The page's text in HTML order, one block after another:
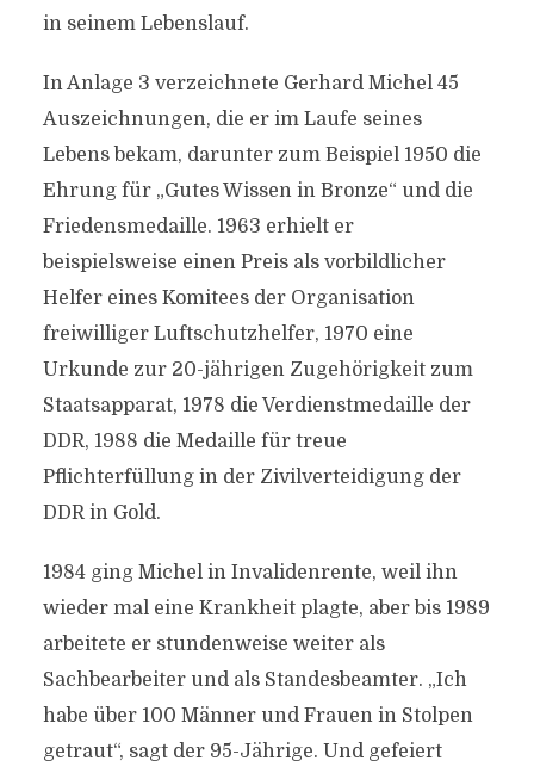
in seinem Lebenslauf.
In Anlage 3 verzeichnete Gerhard Michel 45
Auszeichnungen, die er im Laufe seines
Lebens bekam, darunter zum Beispiel 1950 die
Ehrung für „Gutes Wissen in Bronze“ und die
Friedensmedaille. 1963 erhielt er
beispielsweise einen Preis als vorbildlicher
Helfer eines Komitees der Organisation
freiwilliger Luftschutzhelfer, 1970 eine
Urkunde zur 20-jährigen Zugehörigkeit zum
Staatsapparat, 1978 die Verdienstmedaille der
DDR, 1988 die Medaille für treue
Pflichterfüllung in der Zivilverteidigung der
DDR in Gold.
1984 ging Michel in Invalidenrente, weil ihn
wieder mal eine Krankheit plagte, aber bis 1989
arbeitete er stundenweise weiter als
Sachbearbeiter und als Standesbeamter. „Ich
habe über 100 Männer und Frauen in Stolpen
getraut“, sagt der 95-Jährige. Und gefeiert